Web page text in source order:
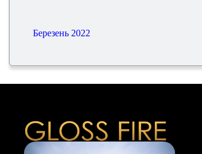
Березень 2022